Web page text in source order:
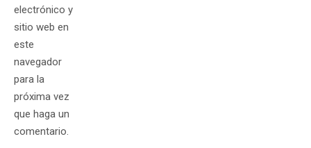
electrónico y
sitio web en
este
navegador
para la
próxima vez
que haga un
comentario.